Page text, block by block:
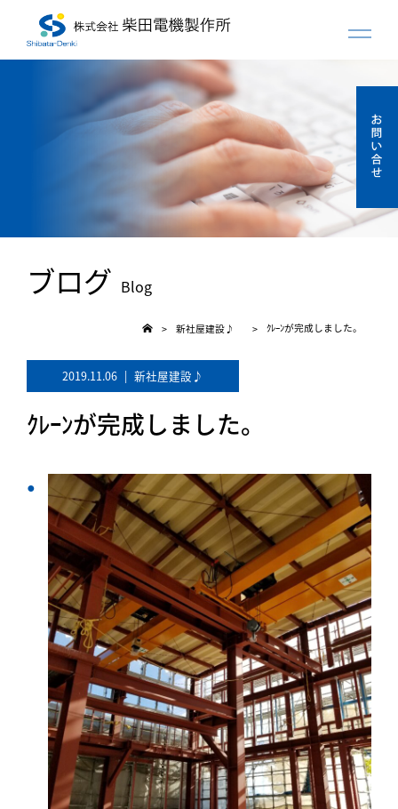
ブログ Blog
> 新社屋建設♪ > ｸﾚｰﾝが完成しました。
2019.11.06 | 新社屋建設♪
ｸﾚｰﾝが完成しました。